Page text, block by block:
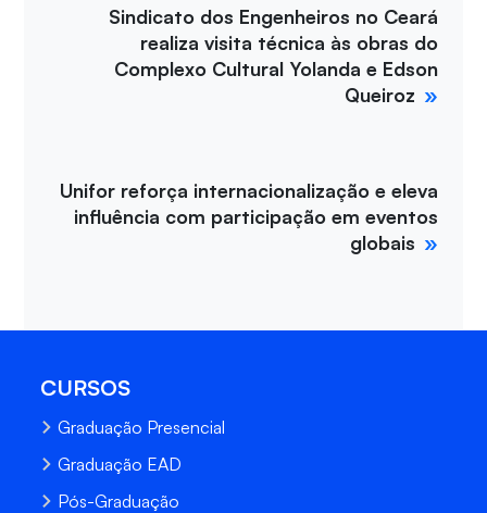
Sindicato dos Engenheiros no Ceará
realiza visita técnica às obras do
Complexo Cultural Yolanda e Edson
Queiroz
Unifor reforça internacionalização e eleva
influência com participação em eventos
globais
CURSOS
Graduação Presencial
Graduação EAD
Pós-Graduação